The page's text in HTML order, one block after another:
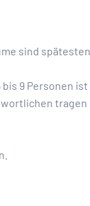
sind
9 Personen